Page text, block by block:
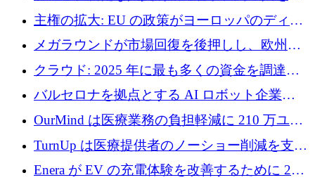
4億ポンドのチップ計画を発表
雇
主権の拡大: EU の政策がヨーロッパのディー
プテック戦略をどのように再構築しているか
メガラウンドが市場回復を後押しし、欧州の
ハイテク資金調達は5月に105億ユーロに回復
クラウド: 2025 年に最も多くの資金を調達し
た 10 社
バルセロナを拠点とする AI ロボット企業
Theker が 8,500 万ドルを調達
OurMind は医療業務の負担軽減に 210 万ユー
ロを寄付
TurnUp は医療提供者のノーショー削減を支援
するために 200 万ユーロを調達
Enera が EV の充電体験を改善するために 200